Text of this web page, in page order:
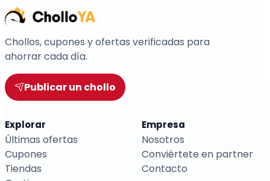
Chollos, cupones y ofertas verificadas para
ahorrar cada día.
Publicar un chollo
Explorar
Últimas ofertas
Cupones
Tiendas
Empresa
Nosotros
Conviértete en partner
Contacto